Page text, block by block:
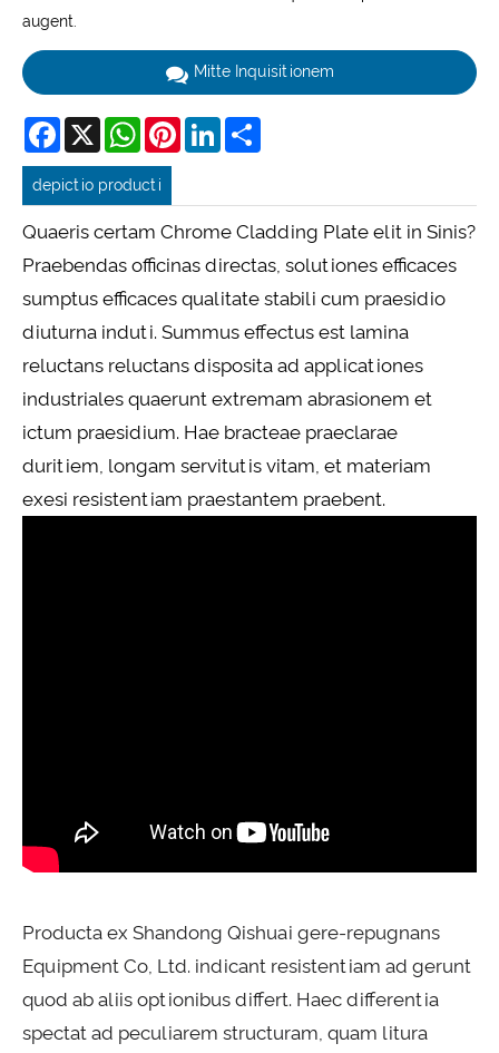
augent.
Mitte Inquisitionem
Facebook
X WhatsAppPinterestLinkedIn
depictio producti
Quaeris certam Chrome Cladding Plate elit in Sinis?
Praebendas officinas directas, solutiones efficaces
sumptus efficaces qualitate stabili cum praesidio
diuturna induti. Summus effectus est lamina
reluctans reluctans disposita ad applicationes
industriales quaerunt extremam abrasionem et
ictum praesidium. Hae bracteae praeclarae
duritiem, longam servitutis vitam, et materiam
exesi resistentiam praestantem praebent.
Producta ex Shandong Qishuai gere-repugnans
Equipment Co, Ltd. indicant resistentiam ad gerunt
quod ab aliis optionibus differt. Haec differentia
spectat ad peculiarem structuram, quam litura